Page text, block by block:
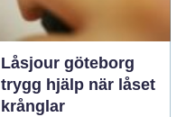
Låsjour göteborg
trygg hjälp när låset
krånglar